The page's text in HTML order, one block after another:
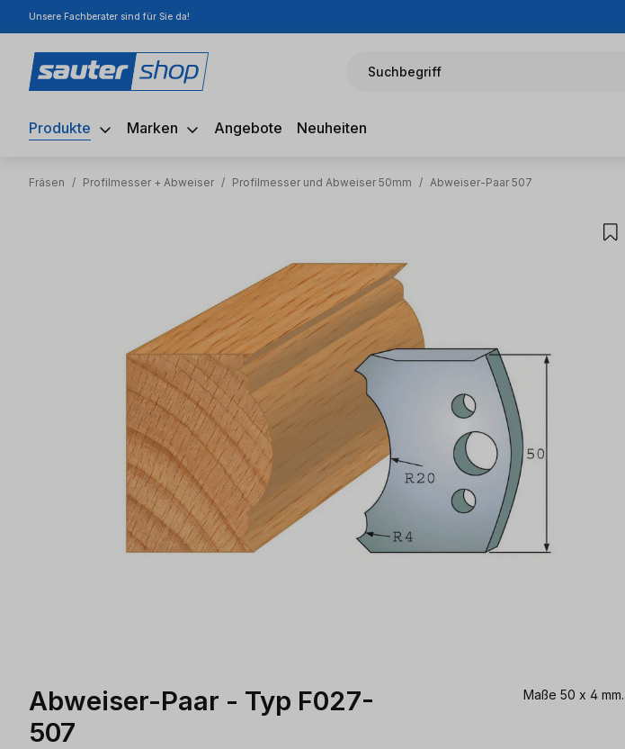
Hauptinhalt springen
Zur Suche springen
Zur Hauptnavigation springen
Unsere Fachberater sind für Sie da!
Suchbegriff
Produkte Marken Angebote Neuheiten
Fräsen / Profilmesser + Abweiser / Profilmesser und Abweiser 50mm / Abweiser-Paar 507
Abweiser-Paar - Typ F027-
507
Maße 50 x 4